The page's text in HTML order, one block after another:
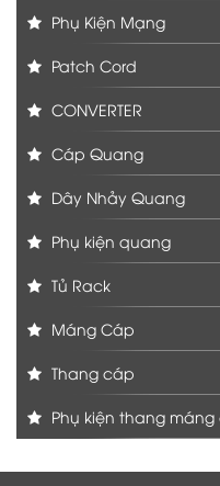
Phụ Kiện Mạng
Patch Cord
CONVERTER
Cáp Quang
Dây Nhảy Quang
Phụ kiện quang
Tủ Rack
Máng Cáp
Thang cáp
Phụ kiện thang